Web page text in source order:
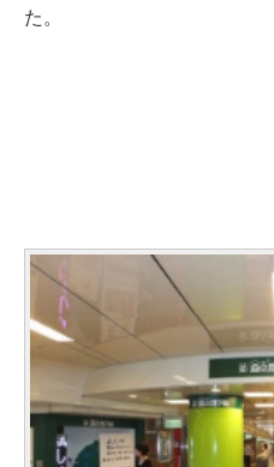
た。